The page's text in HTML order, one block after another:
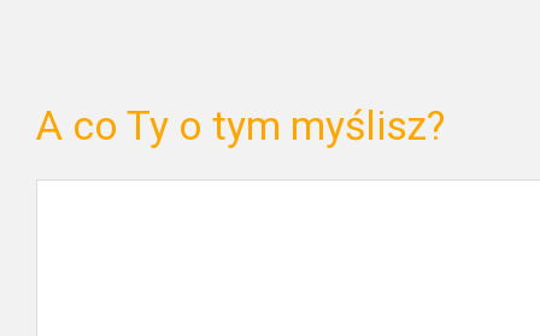
A co Ty o tym myślisz?